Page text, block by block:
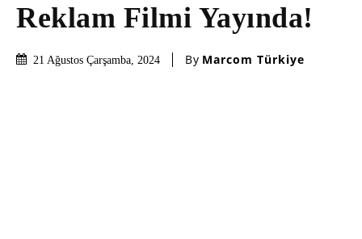
Reklam Filmi Yayında!
21 Ağustos Çarşamba, 2024 By Marcom Türkiye